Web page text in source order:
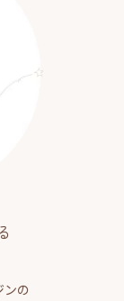
の